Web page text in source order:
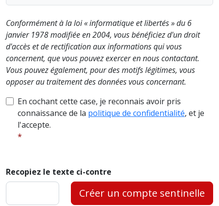
Conformément à la loi « informatique et libertés » du 6
janvier 1978 modifiée en 2004, vous bénéficiez d'un droit
d'accès et de rectification aux informations qui vous
concernent, que vous pouvez exercer en nous contactant.
Vous pouvez également, pour des motifs légitimes, vous
opposer au traitement des données vous concernant.
En cochant cette case, je reconnais avoir pris
connaissance de la politique de confidentialité, et je
l'accepte.
Recopiez le texte ci-contre
Créer un compte sentinelle